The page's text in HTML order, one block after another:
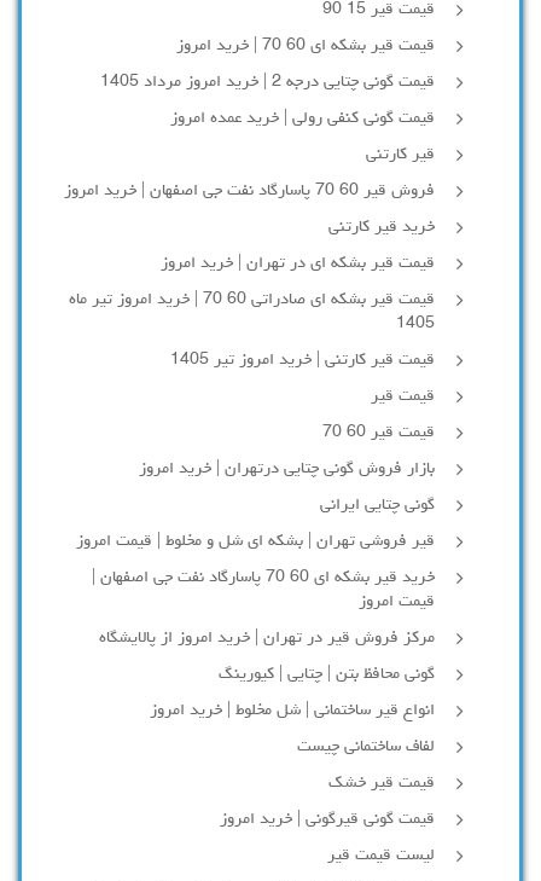
قیمت قیر 15 90
قیمت قیر بشکه ای 60 70 | خرید امروز
قیمت گونی چتایی درجه 2 | خرید امروز مرداد 1405
قیمت گونی کنفی رولی | خرید عمده امروز
قیر کارتنی
فروش قیر 60 70 پاسارگاد نفت جی اصفهان | خرید امروز
خرید قیر کارتنی
قیمت قیر بشکه ای در تهران | خرید امروز
قیمت قیر بشکه ای صادراتی 60 70 | خرید امروز تیر ماه
1405
قیمت قیر کارتنی | خرید امروز تیر 1405
قیمت قیر
قیمت قیر 60 70
بازار فروش گونی چتایی درتهران | خرید امروز
گونی چتایی ایرانی
قیر فروشی تهران | بشکه ای شل و مخلوط | قیمت امروز
خرید قیر بشکه ای 60 70 پاسارگاد نفت جی اصفهان |
قیمت امروز
مرکز فروش قیر در تهران | خرید امروز از پالایشگاه
گونی محافظ بتن | چتایی | کیورینگ
انواع قیر ساختمانی | شل مخلوط | خرید امروز
لفاف ساختمانی چیست
قیمت قیر خشک
قیمت گونی قیرگونی | خرید امروز
لیست قیمت قیر